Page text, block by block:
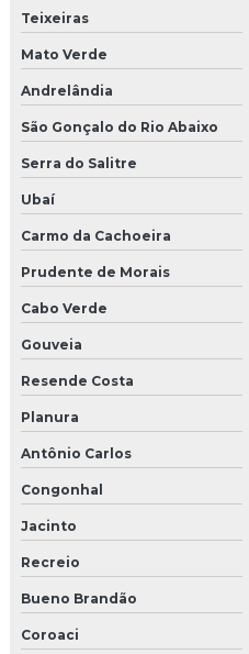
Teixeiras
Mato Verde
Andrelândia
São Gonçalo do Rio Abaixo
Serra do Salitre
Ubaí
Carmo da Cachoeira
Prudente de Morais
Cabo Verde
Gouveia
Resende Costa
Planura
Antônio Carlos
Congonhal
Jacinto
Recreio
Bueno Brandão
Coroaci